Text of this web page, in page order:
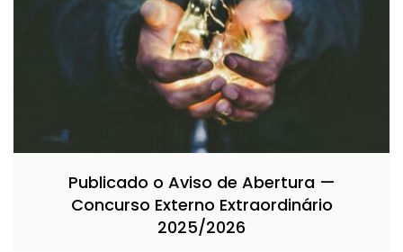
Publicado o Aviso de Abertura —
Concurso Externo Extraordinário
2025/2026